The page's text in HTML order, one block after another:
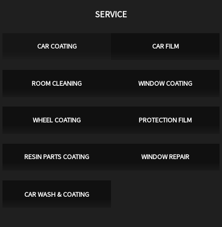
SERVICE
CAR COATING CAR FILM
ROOM CLEANING WINDOW COATING
WHEEL COATING PROTECTION FILM
RESIN PARTS COATING WINDOW REPAIR
CAR WASH & COATING